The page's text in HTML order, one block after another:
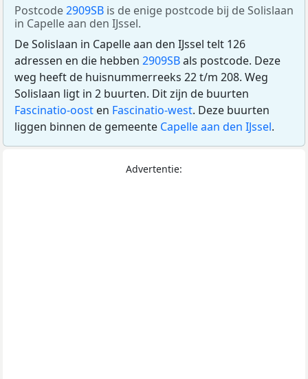
Postcode2909SB is de enige postcode bij de Solislaan
in Capelle aan den IJssel.
De Solislaan in Capelle aan den IJssel telt 126
adressen en die hebben 2909SBals postcode. Deze
weg heeft de huisnummerreeks 22 t/m 208. Weg
Solislaan ligt in 2 buurten. Dit zijn de buurten
Fascinatio-oost en Fascinatio-west. Deze buurten
liggen binnen de gemeente Capelle aan den IJssel.
Advertentie: